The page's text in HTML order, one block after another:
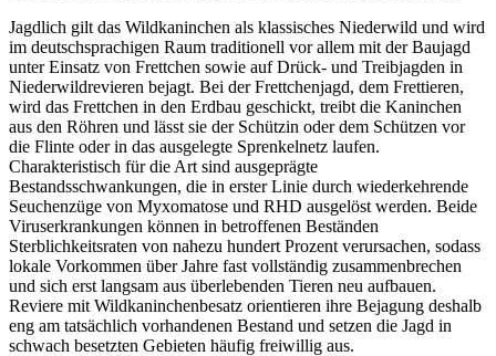
Jagdlich gilt das Wildkaninchen als klassisches Niederwild und wird
im deutschsprachigen Raum traditionell vor allem mit der Baujagd
unter Einsatz von Frettchen sowie auf Drück- und Treibjagden in
Niederwildrevieren bejagt. Bei der Frettchenjagd, dem Frettieren,
wird das Frettchen in den Erdbau geschickt, treibt die Kaninchen
aus den Röhren und lässt sie der Schützin oder dem Schützen vor
die Flinte oder in das ausgelegte Sprenkelnetz laufen.
Charakteristisch für die Art sind ausgeprägte
Bestandsschwankungen, die in erster Linie durch wiederkehrende
Seuchenzüge von Myxomatose und RHD ausgelöst werden. Beide
Viruserkrankungen können in betroffenen Beständen
Sterblichkeitsraten von nahezu hundert Prozent verursachen, sodass
lokale Vorkommen über Jahre fast vollständig zusammenbrechen
und sich erst langsam aus überlebenden Tieren neu aufbauen.
Reviere mit Wildkaninchenbesatz orientieren ihre Bejagung deshalb
eng am tatsächlich vorhandenen Bestand und setzen die Jagd in
schwach besetzten Gebieten häufig freiwillig aus.